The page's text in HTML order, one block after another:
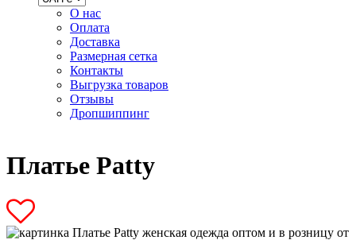
О нас
Оплата
Доставка
Размерная сетка
Контакты
Выгрузка товаров
Отзывы
Дропшиппинг
Платье Patty